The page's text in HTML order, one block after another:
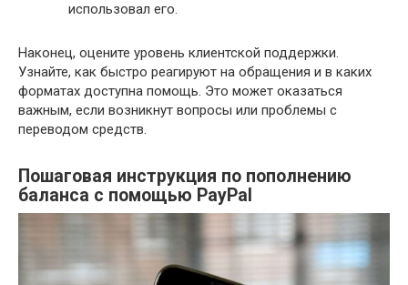
использовал его.
Наконец, оцените уровень клиентской поддержки.
Узнайте, как быстро реагируют на обращения и в каких
форматах доступна помощь. Это может оказаться
важным, если возникнут вопросы или проблемы с
переводом средств.
Пошаговая инструкция по пополнению
баланса с помощью PayPal